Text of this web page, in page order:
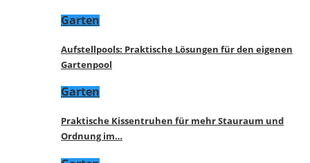
Garten
Aufstellpools: Praktische Lösungen für den eigenen
Gartenpool
Garten
Praktische Kissentruhen für mehr Stauraum und
Ordnung im…